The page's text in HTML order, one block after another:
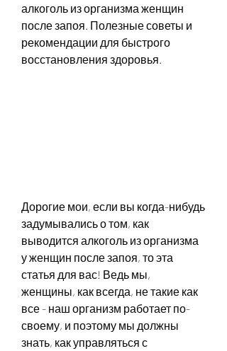
алкоголь из организма женщин
после запоя. Полезные советы и
рекомендации для быстрого
восстановления здоровья.
Дорогие мои, если вы когда-нибудь
задумывались о том, как
выводится алкоголь из организма
у женщин после запоя, то эта
статья для вас! Ведь мы,
женщины, как всегда, не такие как
все - наш организм работает по-
своему, и поэтому мы должны
знать, как управляться с